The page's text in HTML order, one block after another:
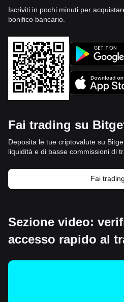
Iscriviti in pochi minuti per
bonifico bancario.
Fai trading su
Deposita le tue criptovalute su
liquidità e di basse commissioni di
Fai
Sezione video:
accesso rapido al